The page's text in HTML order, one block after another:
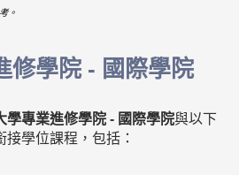
。
修學院 - 國際學院
學專業進修學院 - 國際學院與以下
學位課程，包括：